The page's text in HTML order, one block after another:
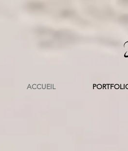
ACCUEIL